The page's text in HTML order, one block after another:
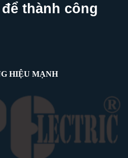
thành công
HIỆU MẠNH